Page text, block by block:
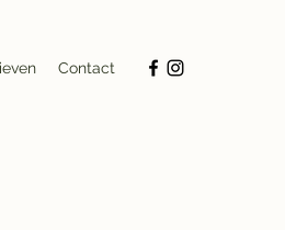
Contact